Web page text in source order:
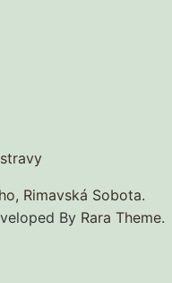
Rimavská Sobota.
By Rara Theme.